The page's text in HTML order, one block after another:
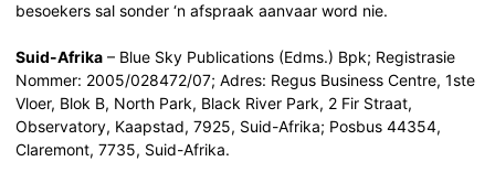
besoekers sal sonder ‘n afspraak aanvaar word nie.
Suid-Afrika – Blue Sky Publications (Edms.) Bpk; Registrasie
Nommer: 2005/028472/07; Adres: Regus Business Centre, 1ste
Vloer, Blok B, North Park, Black River Park, 2 Fir Straat,
Observatory, Kaapstad, 7925, Suid-Afrika; Posbus 44354,
Claremont, 7735, Suid-Afrika.